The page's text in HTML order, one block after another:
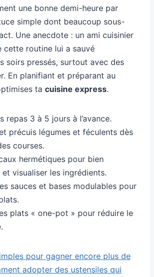
une bonne demi-heure par
simple dont beaucoup sous-
Une anecdote : un ami cuisinier
cette routine lui a sauvé
soirs pressés, surtout avec des
En planifiant et préparant au
ta cuisine express.
repas 3 à 5 jours à l’avance.
précuis légumes et féculents dès
courses.
hermétiques pour bien
visualiser les ingrédients.
sauces et bases modulables pour
plats « one-pot » pour réduire le
pour gagner encore plus de
adopter des ustensiles qui